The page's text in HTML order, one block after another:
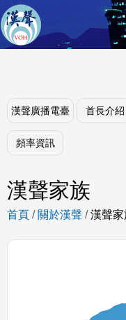
漢聲廣播電臺 首長介紹
頻率資訊
漢聲家族
首頁 / 關於漢聲 /漢聲家